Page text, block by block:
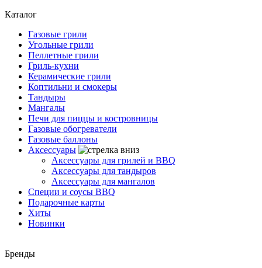
Каталог
Газовые грили
Угольные грили
Пеллетные грили
Гриль-кухни
Керамические грили
Коптильни и смокеры
Тандыры
Мангалы
Печи для пиццы и костровницы
Газовые обогреватели
Газовые баллоны
Аксессуары
Аксессуары для грилей и BBQ
Аксессуары для тандыров
Аксессуары для мангалов
Специи и соусы BBQ
Подарочные карты
Хиты
Новинки
Бренды